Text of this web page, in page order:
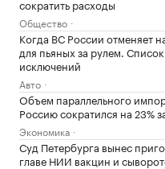
сократить расходы
Общество
Когда ВС России отменяет
для пьяных за рулем. Список
исключений
Авто
Объем параллельного
Россию сократился на 23%
Экономика
Суд Петербурга вынес
главе НИИ вакцин и